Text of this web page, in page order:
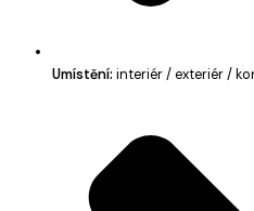
Umístění: interiér / exteriér /